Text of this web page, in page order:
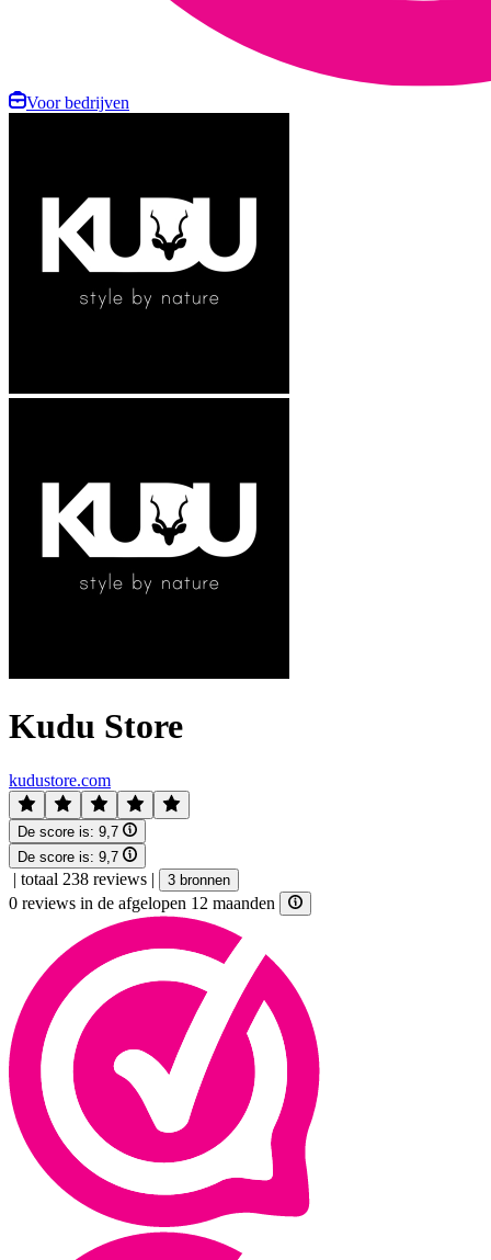
Voor bedrijven
Kudu Store
kudustore.com
De score is: 9,7
De score is: 9,7
| totaal 238 reviews | 3 bronnen
0 reviews in de afgelopen 12 maanden